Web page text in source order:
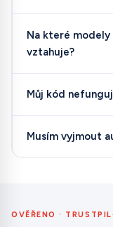
Na které modely
vztahuje?
Můj kód
Musím vyjmout
OVĚŘENO ·